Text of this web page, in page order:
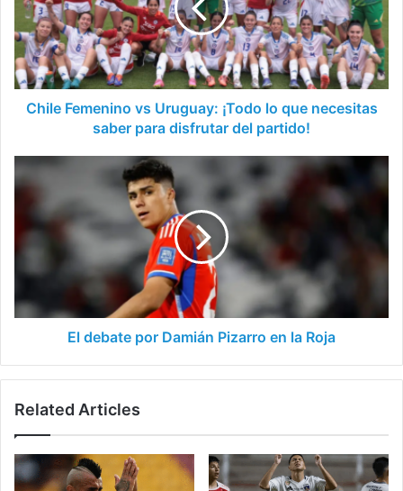
¡Todo
lo
que
necesitas
saber
para
partido!
Chile Femenino vs Uruguay: ¡Todo lo que necesitas
saber para disfrutar del partido!
El
debate
Damián
El debate por Damián Pizarro en la Roja
Related Articles